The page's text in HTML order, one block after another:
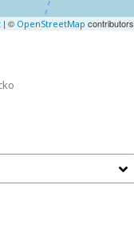
| © OpenStreetMap contributors